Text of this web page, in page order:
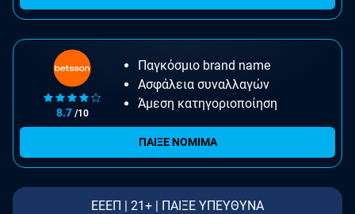
8.7 /10
Παγκόσμιο brand name
Ασφάλεια συναλλαγών
Άμεση κατηγοριοποίηση
ΠΑΙΞΕ ΝΟΜΙΜΑ
ΕΕΕΠ | 21+ | ΠΑΙΞΕ ΥΠΕΥΘΥΝΑ